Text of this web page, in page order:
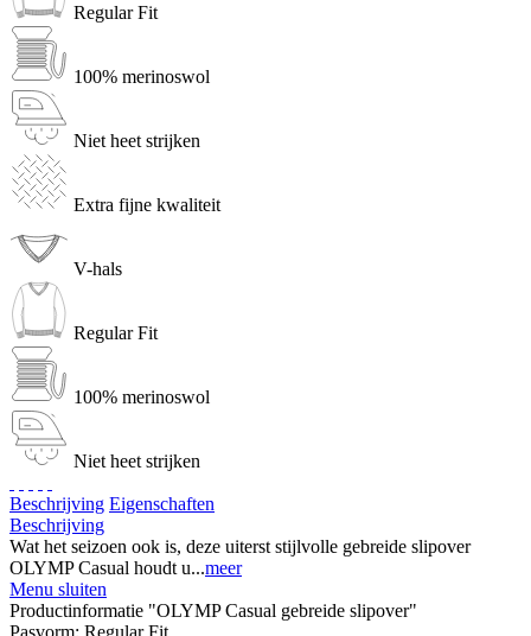
Regular Fit
100% merinoswol
Niet heet strijken
Extra fijne kwaliteit
V-hals
Regular Fit
100% merinoswol
Niet heet strijken
Beschrijving Eigenschaften
Beschrijving
Wat het seizoen ook is, deze uiterst stijlvolle gebreide slipover
OLYMP Casual houdt u...meer
Menu sluiten
Productinformatie "OLYMP Casual gebreide slipover"
Pasvorm: Regular Fit